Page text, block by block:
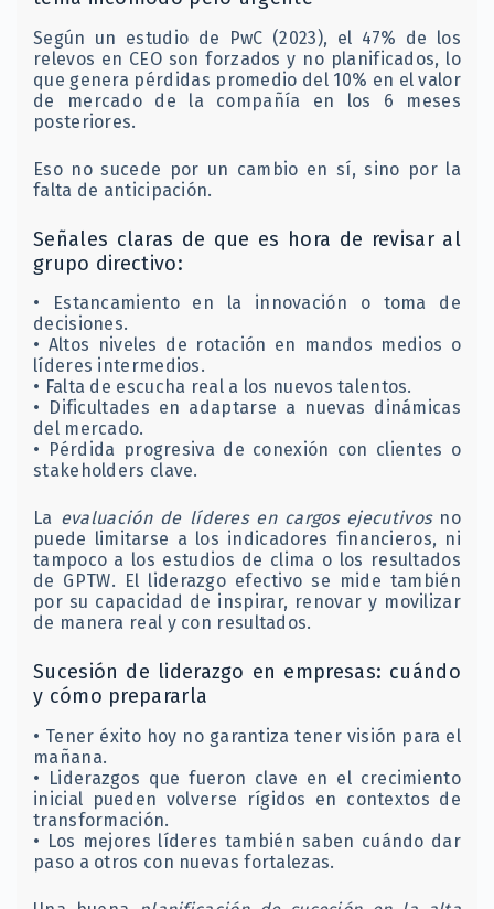
Según un estudio de PwC (2023), el 47% de los
relevos en CEO son forzados y no planificados, lo
que genera pérdidas promedio del 10% en el valor
de mercado de la compañía en los 6 meses
posteriores.
Eso no sucede por un cambio en sí, sino por la
falta de anticipación.
Señales claras de que es hora de revisar al
grupo directivo:
• Estancamiento en la innovación o toma de
decisiones.
• Altos niveles de rotación en mandos medios o
líderes intermedios.
• Falta de escucha real a los nuevos talentos.
• Dificultades en adaptarse a nuevas dinámicas
del mercado.
• Pérdida progresiva de conexión con clientes o
stakeholders clave.
La evaluación de líderes en cargos ejecutivosno
puede limitarse a los indicadores financieros, ni
tampoco a los estudios de clima o los resultados
de GPTW. El liderazgo efectivo se mide también
por su capacidad de inspirar, renovar y movilizar
de manera real y con resultados.
Sucesión de liderazgo en empresas: cuándo
y cómo prepararla
• Tener éxito hoy no garantiza tener visión para el
mañana.
• Liderazgos que fueron clave en el crecimiento
inicial pueden volverse rígidos en contextos de
transformación.
• Los mejores líderes también saben cuándo dar
paso a otros con nuevas fortalezas.